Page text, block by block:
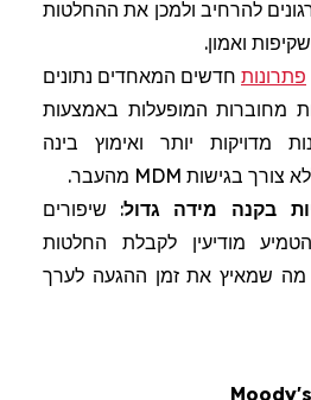
להרחיב ולמכן את ההחלטות
ואמון.
פתרונות חדשים המאחדים נתונים
מחוברות המופעלות באמצעות
מדויקות יותר ואימוץ בינה
צורך בגישות MDM מהעבר.
בקנה מידה גדול: שיפורים
מודיעין לקבלת החלטות
מה שמאיץ את זמן ההגעה לערך